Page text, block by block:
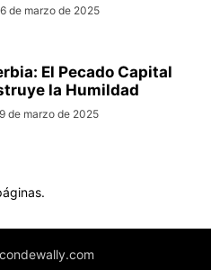
de marzo de 2025
El Pecado Capital
la Humildad
de marzo de 2025